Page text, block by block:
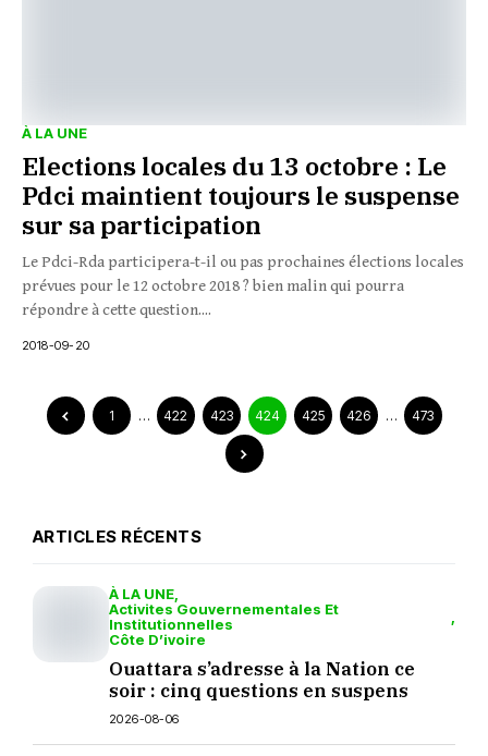
À LA UNE
Elections locales du 13 octobre : Le
Pdci maintient toujours le suspense
sur sa participation
Le Pdci-Rda participera-t-il ou pas prochaines élections locales
prévues pour le 12 octobre 2018 ? bien malin qui pourra
répondre à cette question....
2018-09-20
1 … 422 423 424 425 426 … 473
ARTICLES RÉCENTS
À LA UNE
Activites Gouvernementales Et
Institutionnelles
Côte D’ivoire
Ouattara s’adresse à la Nation ce
soir : cinq questions en suspens
2026-08-06